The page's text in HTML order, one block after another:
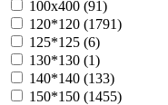
100х400 (91)
120*120 (1791)
125*125 (6)
130*130 (1)
140*140 (133)
150*150 (1455)